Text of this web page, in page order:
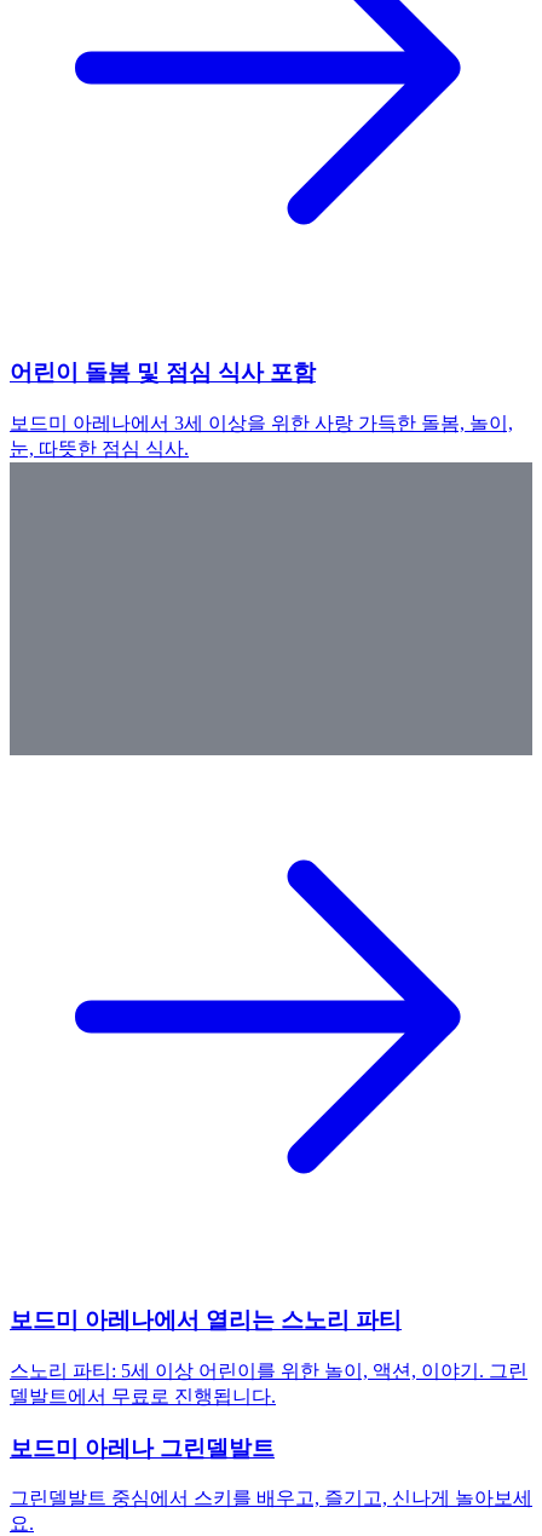
어린이 돌봄 및 점심 식사 포함
보드미 아레나에서 3세 이상을 위한 사랑 가득한 돌봄, 놀이,
눈, 따뜻한 점심 식사.
보드미 아레나에서 열리는 스노리 파티
스노리 파티: 5세 이상 어린이를 위한 놀이, 액션, 이야기. 그린
델발트에서 무료로 진행됩니다.
보드미 아레나 그린델발트
그린델발트 중심에서 스키를 배우고, 즐기고, 신나게 놀아보세
요.